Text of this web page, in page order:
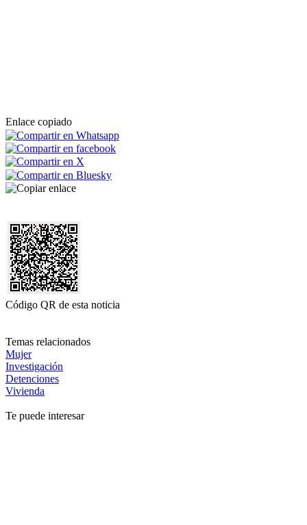
Enlace copiado
Código QR de esta noticia
Temas relacionados
Mujer
Investigación
Detenciones
Vivienda
Te puede interesar